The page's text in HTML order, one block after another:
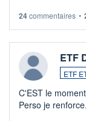
24commentaires •
ETF
ETF
C'EST le
Perso je